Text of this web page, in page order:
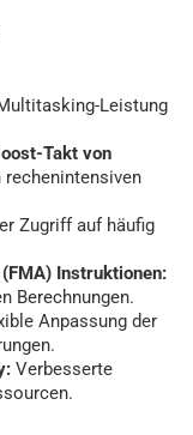
Leistung
Takt von
rechenintensiven
Zugriff auf häufig
Instruktionen:
Berechnungen.
Anpassung der
Verbesserte